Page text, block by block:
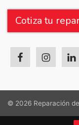
Cotiza tu
© 2026 Reparación